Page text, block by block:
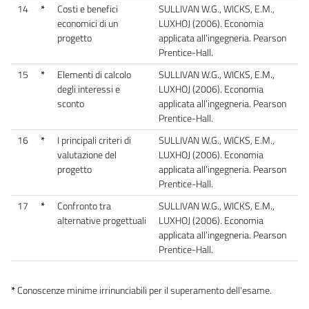
14
*
Costi e benefici
economici di un
progetto
SULLIVAN W.G., WICKS, E.M.,
LUXHOJ (2006). Economia
applicata all’ingegneria. Pearson
Prentice-Hall.
15
*
Elementi di calcolo
degli interessi e
sconto
SULLIVAN W.G., WICKS, E.M.,
LUXHOJ (2006). Economia
applicata all’ingegneria. Pearson
Prentice-Hall.
16
*
I principali criteri di
valutazione del
progetto
SULLIVAN W.G., WICKS, E.M.,
LUXHOJ (2006). Economia
applicata all’ingegneria. Pearson
Prentice-Hall.
17
*
Confronto tra
alternative progettuali
SULLIVAN W.G., WICKS, E.M.,
LUXHOJ (2006). Economia
applicata all’ingegneria. Pearson
Prentice-Hall.
*Conoscenze minime irrinunciabili per il superamento dell'esame.